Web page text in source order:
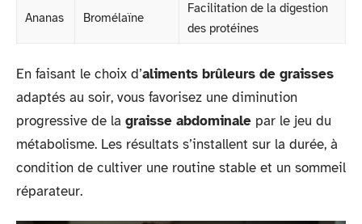
Ananas Bromélaïne
Facilitation de la digestion
des protéines
En faisant le choix d’aliments brûleurs de graisses
adaptés au soir, vous favorisez une diminution
progressive de la graisse abdominale par le jeu du
métabolisme. Les résultats s’installent sur la durée, à
condition de cultiver une routine stable et un sommeil
réparateur.